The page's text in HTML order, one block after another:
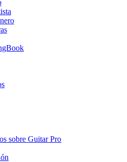
sobre Guitar Pro